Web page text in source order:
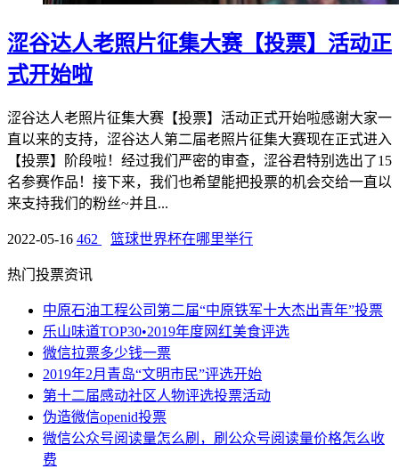
涩谷达人老照片征集大赛【投票】活动正
式开始啦
涩谷达人老照片征集大赛【投票】活动正式开始啦感谢大家一
直以来的支持，涩谷达人第二届老照片征集大赛现在正式进入
【投票】阶段啦！经过我们严密的审查，涩谷君特别选出了15
名参赛作品！接下来，我们也希望能把投票的机会交给一直以
来支持我们的粉丝~并且...
2022-05-16 462 篮球世界杯在哪里举行
热门投票资讯
中原石油工程公司第二届“中原铁军十大杰出青年”投票
乐山味道TOP30•2019年度网红美食评选
微信拉票多少钱一票
2019年2月青岛“文明市民”评选开始
第十二届感动社区人物评选投票活动
伪造微信openid投票
微信公众号阅读量怎么刷，刷公众号阅读量价格怎么收
费